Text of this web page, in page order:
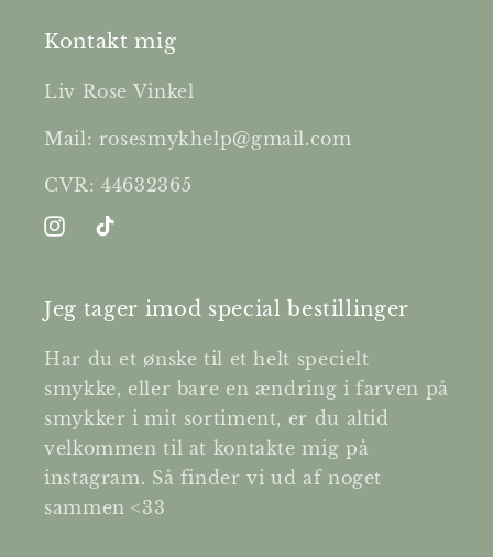
Kontakt mig
Liv Rose Vinkel
Mail: rosesmykhelp@gmail.com
CVR: 44632365
InstagramTikTok
Jeg tager imod special bestillinger
Har du et ønske til et helt specielt
smykke, eller bare en ændring i farven på
smykker i mit sortiment, er du altid
velkommen til at kontakte mig på
instagram. Så finder vi ud af noget
sammen <33